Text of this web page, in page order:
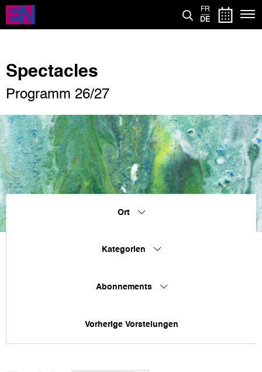
Direkt
zum
Inhalt
FR
DE
Spectacles
Programm 26/27
Ort
Kategorien
Abonnements
Vorherige Vorstelungen